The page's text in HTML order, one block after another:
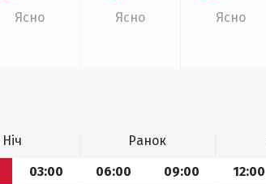
Ясно Ясно Ясно
Ніч Ранок
03:00 06:00 09:00 12:00